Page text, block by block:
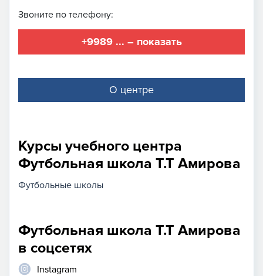
Звоните по телефону:
+9989 ... – показать
О центре
Курсы учебного центра
Футбольная школа Т.Т Амирова
Футбольные школы
Футбольная школа Т.Т Амирова
в соцсетях
Instagram